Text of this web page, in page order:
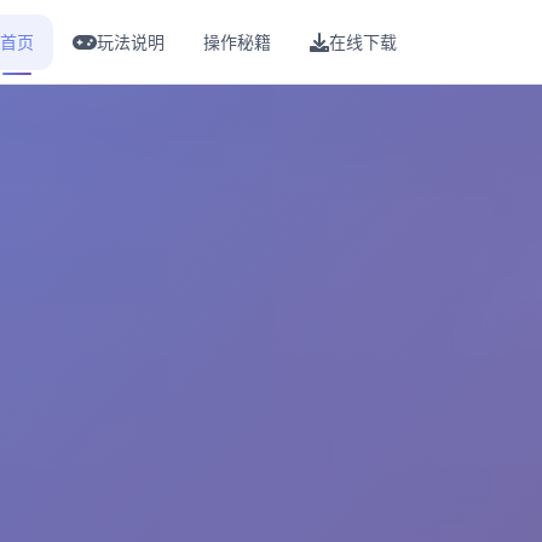
首页 玩法说明 操作秘籍 在线下载